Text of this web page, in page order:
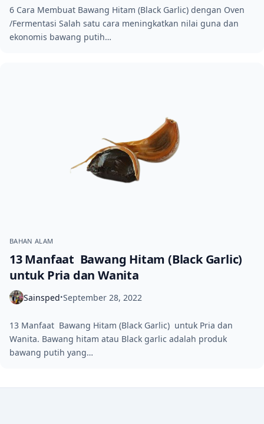
6 Cara Membuat Bawang Hitam (Black Garlic) dengan Oven
/Fermentasi Salah satu cara meningkatkan nilai guna dan
ekonomis bawang putih…
BAHAN ALAM
13 Manfaat Bawang Hitam (Black Garlic)
untuk Pria dan Wanita
Sainsped•September 28, 2022
13 Manfaat Bawang Hitam (Black Garlic) untuk Pria dan
Wanita. Bawang hitam atau Black garlic adalah produk
bawang putih yang…